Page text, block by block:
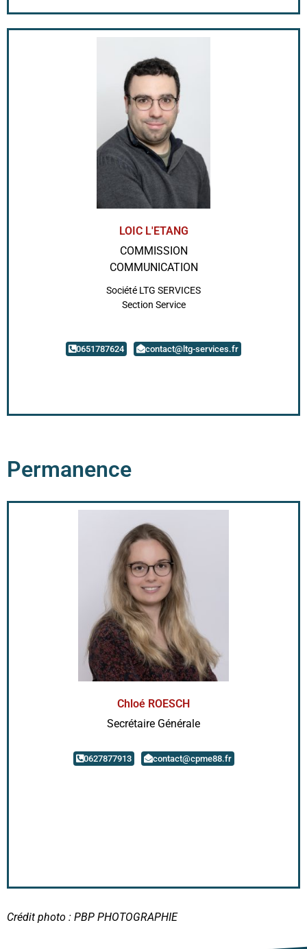
LOIC L'ETANG
COMMISSION
COMMUNICATION
Société LTG SERVICES
Section Service
0651787624 contact@ltg-services.fr
Permanence
Chloé ROESCH
Secrétaire Générale
0627877913 contact@cpme88.fr
Crédit photo : PBP PHOTOGRAPHIE